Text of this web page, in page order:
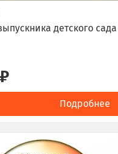
детского
Подробнее